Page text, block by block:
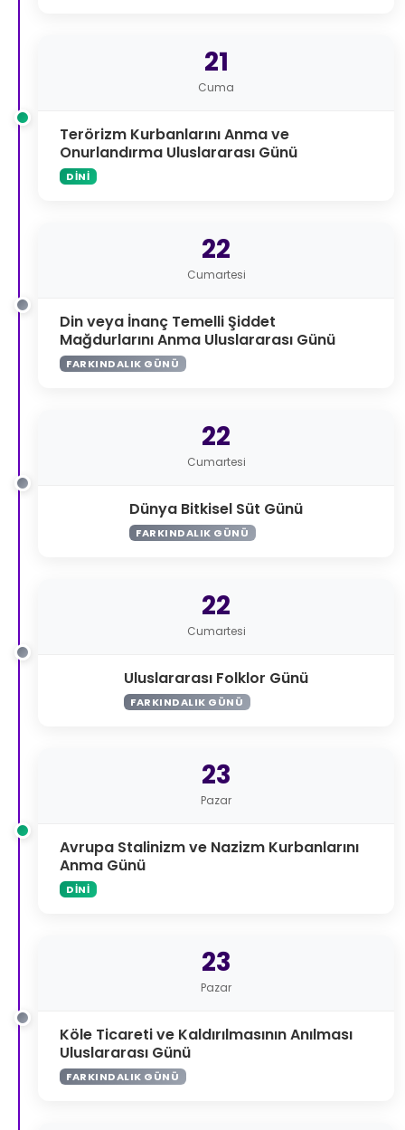
21
Cuma
Terörizm Kurbanlarını Anma ve
Onurlandırma Uluslararası Günü
DINI
22
Cumartesi
Din veya İnanç Temelli Şiddet
Mağdurlarını Anma Uluslararası Günü
FARKINDALIK GÜNÜ
22
Cumartesi
Dünya Bitkisel Süt Günü
FARKINDALIK GÜNÜ
22
Cumartesi
Uluslararası Folklor Günü
FARKINDALIK GÜNÜ
23
Pazar
Avrupa Stalinizm ve Nazizm Kurbanlarını
Anma Günü
DINI
23
Pazar
Köle Ticareti ve Kaldırılmasının Anılması
Uluslararası Günü
FARKINDALIK GÜNÜ